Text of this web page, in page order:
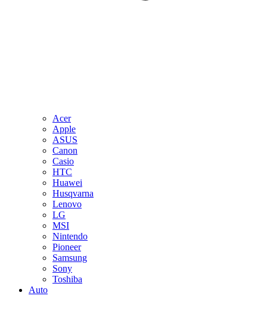
Acer
Apple
ASUS
Canon
Casio
HTC
Huawei
Husqvarna
Lenovo
LG
MSI
Nintendo
Pioneer
Samsung
Sony
Toshiba
Auto